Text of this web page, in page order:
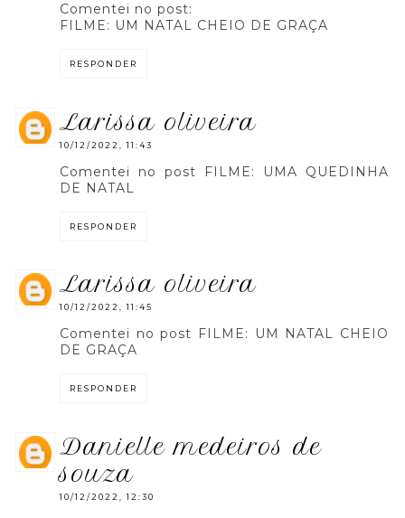
Comentei no post:
FILME: UM NATAL CHEIO DE GRAÇA
RESPONDER
larissa oliveira
10/12/2022, 11:43
Comentei no post FILME: UMA QUEDINHA
DE NATAL
RESPONDER
larissa oliveira
10/12/2022, 11:45
Comentei no post FILME: UM NATAL CHEIO
DE GRAÇA
RESPONDER
danielle medeiros de
souza
10/12/2022, 12:30